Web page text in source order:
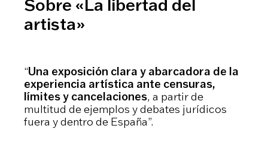
Sobre «La libertad del
artista»
“Una exposición clara y abarcadora de la
experiencia artística ante censuras,
límites y cancelaciones, a partir de
multitud de ejemplos y debates jurídicos
fuera y dentro de España”.